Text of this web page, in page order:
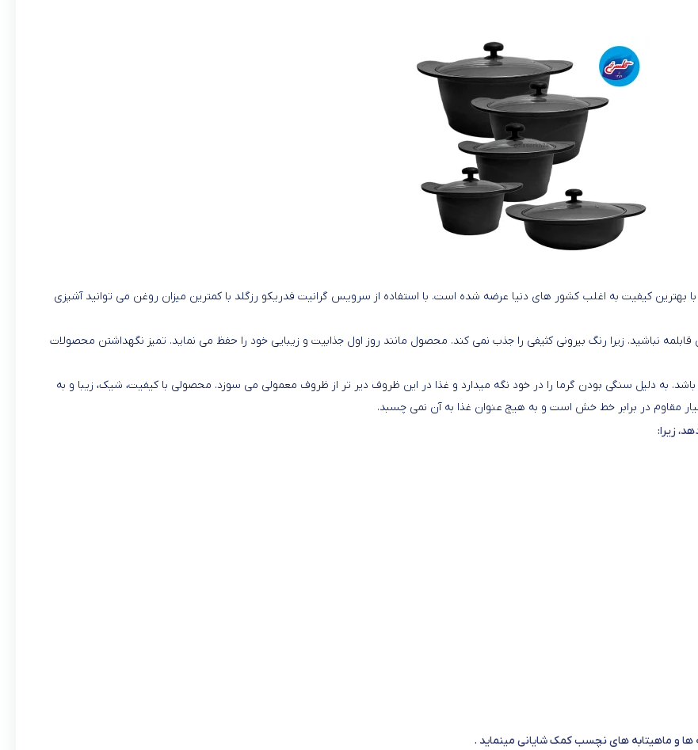
بهترین کیفیت به اغلب کشور های دنیا عرضه شده است. با استفاده از سرویس گرانیت فدریکو رزگلد با کمترین میزان روغن می توانید آشپزی
نباشید. زیرا رنگ بیرونی کثیفی را جذب نمی کند. محصول مانند روز اول جذابیت و زیبایی خود را حفظ می نماید. تمیز نگهداشتن محصولات
به دلیل سنگی بودن گرما را در خود نگه میدارد و غذا در این ظروف دیر تر از ظروف معمولی می سوزد. محصولی با کیفیت، شیک، زیبا و به
مقاوم در برابر خط خش است و به هیچ عنوان غذا به آن نمی چسبد.
زیرا:
ها و ماهیتابه های نچسب کمک شایانی مینماید .